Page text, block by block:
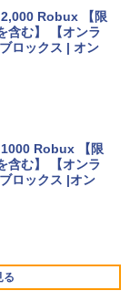
フレームカメ
ルー + 3年延長
チMacBook Air
ノートパソコ
メモリ 512GB
/Win 11/15.6型/
ホワイト) FM
Robux 【限
含む】 【オンラ
ロックス | オン
Robux 【限
含む】 【オンラ
ロックス |オン
る